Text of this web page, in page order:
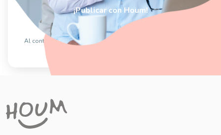
¡Publicar con Houm!
Contactar un ejecutivo
Al continuar estás aceptando los